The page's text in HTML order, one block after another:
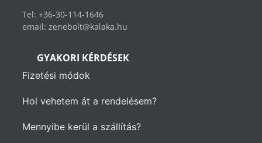
Tel: +36-30-114-1646
email: zenebolt@kalaka.hu
GYAKORI KÉRDÉSEK
Fizetési módok
Hol vehetem át a rendelésem?
Mennyibe kerül a szállítás?